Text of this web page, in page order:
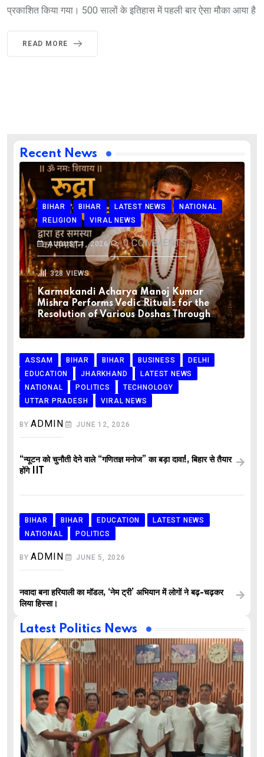
प्रकाशित किया गया। 500 सालों के इतिहास में पहली बार ऐसा मौका आया है
READ MORE
Recent News
BIHAR BIHAR LATEST NEWS
NATIONAL
RELIGION
VIRAL NEWS
AUGUST 1, 2026 0COMMENTS
328 VIEWS
Karmakandi Acharya Manoj Kumar
Mishra Performs Vedic Rituals for the
Resolution of Various Doshas Through
ASSAM BIHAR BIHAR BUSINESS
DELHI
EDUCATION
JHARKHAND
LATEST NEWS
NATIONAL
POLITICS
TECHNOLOGY
UTTAR PRADESH
VIRAL NEWS
BYADMIN JUNE 12, 2026
“न्यूटन को चुनौती देने वाले “गणितज्ञ मनोज” का बड़ा दावा!, बिहार से तैयार
होंगे IIT
BIHAR BIHAR EDUCATION
LATEST NEWS
NATIONAL
POLITICS
BYADMIN JUNE 5, 2026
नवादा बना हरियाली का मॉडल, ‘नेम ट्री’ अभियान में लोगों ने बढ़-चढ़कर
लिया हिस्सा।
Latest Politics News